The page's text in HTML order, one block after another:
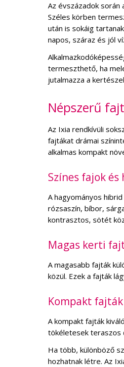
Az évszázadok
Széles körben
után is sokáig
napos, száraz és jól
termeszthető, ha
jutalmazza a
Népszerű
Az Ixia rendkívüli
fajtákat drámai
alkalmas kompakt
Színes fajok
A hagyományos
rózsaszín, bíbor,
kontrasztos, sötét
Magas kerti
A magasabb fajták
közül. Ezek a fajták
Kompakt
A kompakt fajták
tökéletesek teraszos
Ha több, különböző
hozhatnak létre. Az